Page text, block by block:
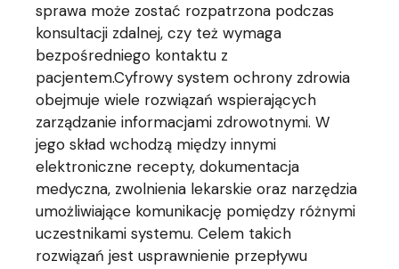
sprawa może zostać rozpatrzona podczas
konsultacji zdalnej, czy też wymaga
bezpośredniego kontaktu z
pacjentem.Cyfrowy system ochrony zdrowia
obejmuje wiele rozwiązań wspierających
zarządzanie informacjami zdrowotnymi. W
jego skład wchodzą między innymi
elektroniczne recepty, dokumentacja
medyczna, zwolnienia lekarskie oraz narzędzia
umożliwiające komunikację pomiędzy różnymi
uczestnikami systemu. Celem takich
rozwiązań jest usprawnienie przepływu